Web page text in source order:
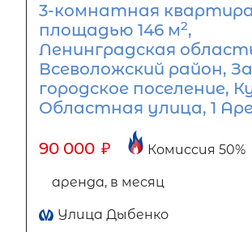
3-комнатная квартира
площадью 146 м2,
Ленинградская
Всеволожский район,
городское поселение,
Областная улица, 1
90 000 ₽ Комиссия 50%
аренда, в месяц
Улица Дыбенко